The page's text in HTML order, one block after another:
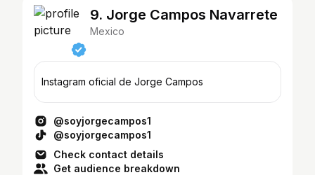
9. Jorge Campos Navarrete
Mexico
Instagram oficial de Jorge Campos
@soyjorgecampos1
@soyjorgecampos1
Check contact details
Get audience breakdown